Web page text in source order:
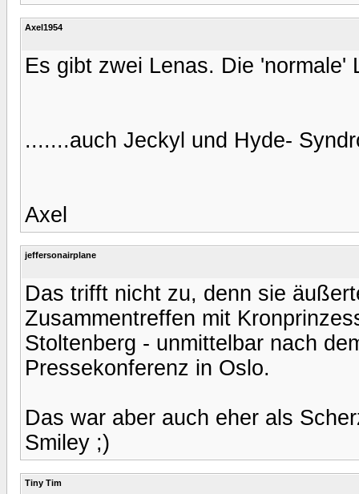
Axel1954
Es gibt zwei Lenas. Die 'normale'
.......auch Jeckyl und Hyde-
Axel
jeffersonairplane
Das trifft nicht zu, denn sie
Zusammentreffen mit
Stoltenberg - unmittelbar nach
Pressekonferenz in Oslo.
Das war aber auch eher als
Smiley ;)
Tiny Tim